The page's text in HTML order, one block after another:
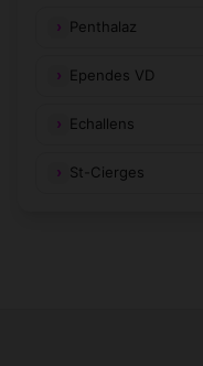
Penthalaz
Ependes VD
Echallens
St-Cierges